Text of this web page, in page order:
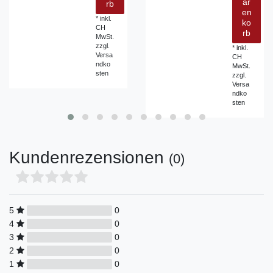
rb
*inkl.
CH
MwSt.
zzgl.
Versa
ndko
sten
ar
en
ko
rb
*inkl.
CH
MwSt.
zzgl.
Versa
ndko
sten
Kundenrezensionen (0)
5
0
4
0
3
0
2
0
1
0